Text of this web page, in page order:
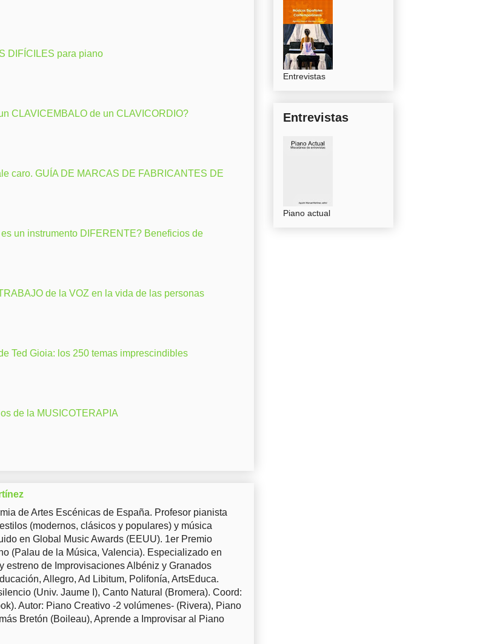
DIFÍCILES para piano
CLAVICEMBALO de un CLAVICORDIO?
caro. GUÍA DE MARCAS DE FABRICANTES DE
un instrumento DIFERENTE? Beneficios de
de la VOZ en la vida de las personas
Ted Gioia: los 250 temas imprescindibles
de la MUSICOTERAPIA
de Artes Escénicas de España. Profesor pianista
(modernos, clásicos y populares) y música
en Global Music Awards (EEUU). 1er Premio
(Palau de la Música, Valencia). Especializado en
estreno de Improvisaciones Albéniz y Granados
Allegro, Ad Libitum, Polifonía, ArtsEduca.
(Univ. Jaume I), Canto Natural (Bromera). Coord:
Autor: Piano Creativo -2 volúmenes- (Rivera), Piano
Bretón (Boileau), Aprende a Improvisar al Piano
Entrevistas
Entrevistas
Piano actual